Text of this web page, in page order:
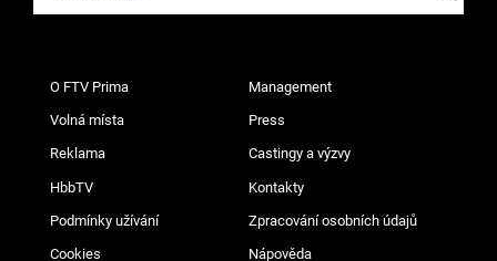
O FTV Prima Management
Volná místa Press
Reklama Castingy a výzvy
HbbTV Kontakty
Podmínky užívání Zpracování osobních údajů
Cookies Nápověda